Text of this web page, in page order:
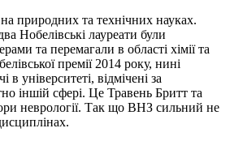
природних та технічних науках.
Нобелівські лауреати були
та перемагали в області хімії та
премії 2014 року, нині
університеті, відмічені за
іншій сфері. Це Травень Бритт та
неврології. Так що ВНЗ сильний не